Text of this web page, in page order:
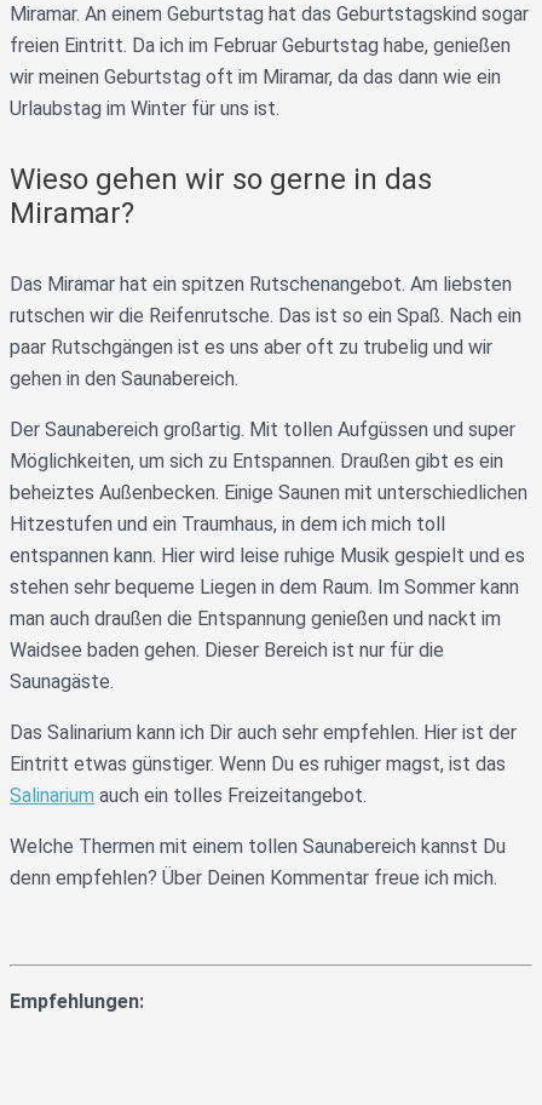
Miramar. An einem Geburtstag hat das Geburtstagskind sogar
freien Eintritt. Da ich im Februar Geburtstag habe, genießen
wir meinen Geburtstag oft im Miramar, da das dann wie ein
Urlaubstag im Winter für uns ist.
Wieso gehen wir so gerne in das
Miramar?
Das Miramar hat ein spitzen Rutschenangebot. Am liebsten
rutschen wir die Reifenrutsche. Das ist so ein Spaß. Nach ein
paar Rutschgängen ist es uns aber oft zu trubelig und wir
gehen in den Saunabereich.
Der Saunabereich großartig. Mit tollen Aufgüssen und super
Möglichkeiten, um sich zu Entspannen. Draußen gibt es ein
beheiztes Außenbecken. Einige Saunen mit unterschiedlichen
Hitzestufen und ein Traumhaus, in dem ich mich toll
entspannen kann. Hier wird leise ruhige Musik gespielt und es
stehen sehr bequeme Liegen in dem Raum. Im Sommer kann
man auch draußen die Entspannung genießen und nackt im
Waidsee baden gehen. Dieser Bereich ist nur für die
Saunagäste.
Das Salinarium kann ich Dir auch sehr empfehlen. Hier ist der
Eintritt etwas günstiger. Wenn Du es ruhiger magst, ist das
Salinarium auch ein tolles Freizeitangebot.
Welche Thermen mit einem tollen Saunabereich kannst Du
denn empfehlen? Über Deinen Kommentar freue ich mich.
Empfehlungen: